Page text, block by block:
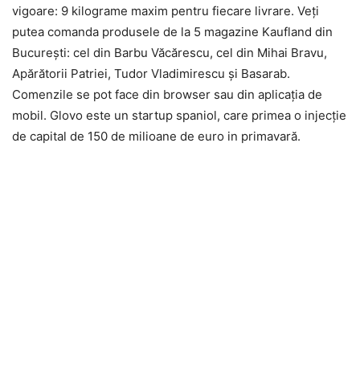
vigoare: 9 kilograme maxim pentru fiecare livrare. Veţi
putea comanda produsele de la 5 magazine Kaufland din
Bucureşti: cel din Barbu Văcărescu, cel din Mihai Bravu,
Apărătorii Patriei, Tudor Vladimirescu şi Basarab.
Comenzile se pot face din browser sau din aplicaţia de
mobil. Glovo este un startup spaniol, care primea o injecţie
de capital de 150 de milioane de euro in primavară.